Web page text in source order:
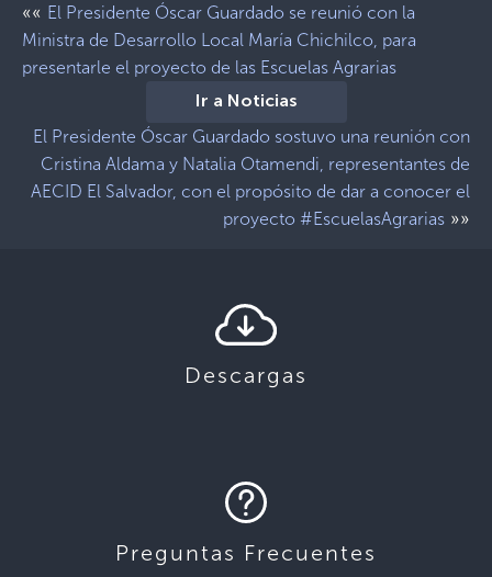
«« El Presidente Óscar Guardado se reunió con la
Ministra de Desarrollo Local María Chichilco, para
presentarle el proyecto de las Escuelas Agrarias
Ir a Noticias
El Presidente Óscar Guardado sostuvo una reunión con
Cristina Aldama y Natalia Otamendi, representantes de
AECID El Salvador, con el propósito de dar a conocer el
proyecto #EscuelasAgrarias »»
Descargas
Preguntas Frecuentes